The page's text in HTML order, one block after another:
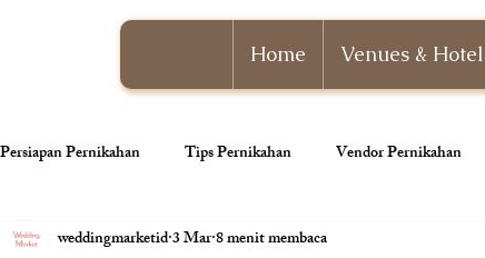
Home Venues &
Persiapan Pernikahan Tips Pernikahan Vendor Pernikahan
Wedding Organizer Paket Pernikahan
weddingmarketid3 Mar8 menit membaca